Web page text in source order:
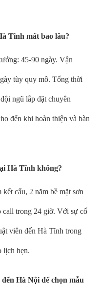
Tĩnh mất bao lâu?
45-90 ngày. Vận
tùy quy mô. Tổng thời
ngũ lắp đặt chuyên
đến khi hoàn thiện và bàn
Hà Tĩnh không?
cấu, 2 năm bề mặt sơn
call trong 24 giờ. Với sự cố
viên đến Hà Tĩnh trong
lịch hẹn.
Hà Nội để chọn mẫu